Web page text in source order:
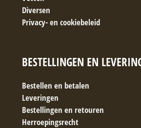
Diversen
Privacy- en cookiebeleid
BESTELLINGEN EN
Bestellen en betalen
Leveringen
Bestellingen en retouren
Herroepingsrecht